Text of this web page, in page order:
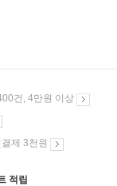
건, 4만원 이상
제 3천원
적립